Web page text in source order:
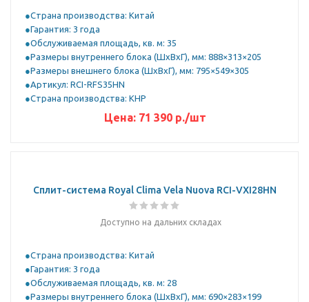
Страна производства: Китай
Гарантия: 3 года
Обслуживаемая площадь, кв. м: 35
Размеры внутреннего блока (ШхВхГ), мм: 888×313×205
Размеры внешнего блока (ШхВхГ), мм: 795×549×305
Артикул: RCI-RFS35HN
Страна производства: КНР
Цена: 71 390р./шт
Сплит-система Royal Clima Vela Nuova RCI-VXI28HN
Доступно на дальних складах
Страна производства: Китай
Гарантия: 3 года
Обслуживаемая площадь, кв. м: 28
Размеры внутреннего блока (ШхВхГ), мм: 690×283×199